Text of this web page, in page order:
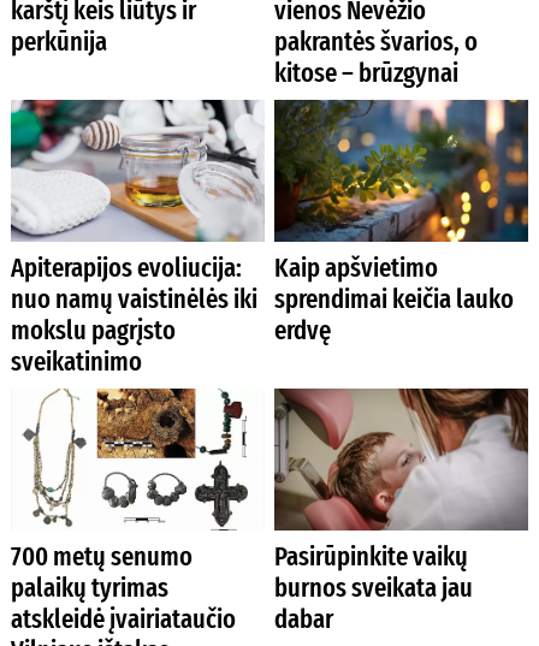
karštį keis liūtys ir
perkūnija
vienos Nevėžio
pakrantės švarios, o
kitose – brūzgynai
Apiterapijos evoliucija:
nuo namų vaistinėlės iki
mokslu pagrįsto
sveikatinimo
Kaip apšvietimo
sprendimai keičia lauko
erdvę
700 metų senumo
palaikų tyrimas
atskleidė įvairiataučio
Pasirūpinkite vaikų
burnos sveikata jau
dabar